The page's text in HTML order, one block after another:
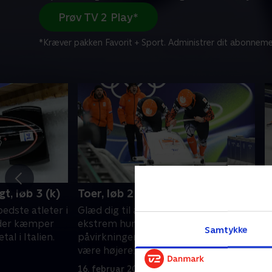
Samtykke
Prøv TV 2 Play*
*Kræver pakken Favorit + Sport. Administrer dit
løb 3 (k)
atleter i
kæmper
i Italien.
Toer, løb 2 (m)
Glæd dig til at opleve en vild og
ekstrem hurtig sportsgren, hvor G-
påvirkningen af atleterne siges at
være højere, end den astronauter
oplever under opsending.
16. februar 2026 • 61 min